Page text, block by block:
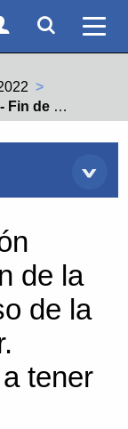
Socios
Acceso
a tener en Cuenta
de la
de la
tener